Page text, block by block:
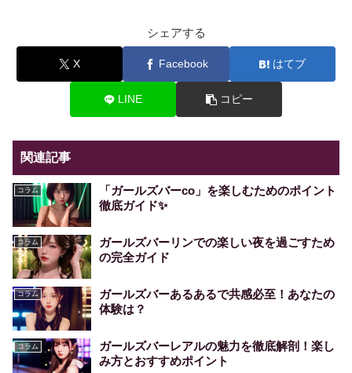
シェアする
X Facebook はてブ
LINE コピー
関連記事
コラム
「ガールズバーco」を楽しむためのポイント
徹底ガイド✨
コラム
ガールズバーリンでの楽しい夜を過ごすため
の完全ガイド
コラム
ガールズバーあるあるで共感必至！あなたの
体験は？
コラム
ガールズバーレアルの魅力を徹底解剖！楽し
み方とおすすめポイント